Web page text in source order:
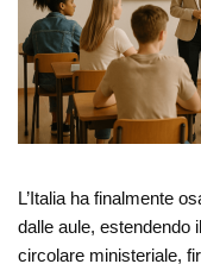
L’Italia ha finalmente
dalle aule, estendendo
circolare ministeriale,